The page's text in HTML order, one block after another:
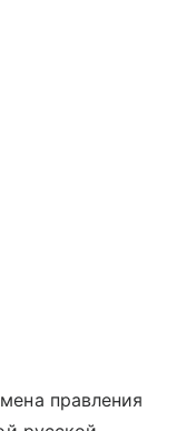
правления